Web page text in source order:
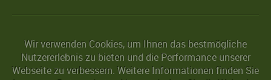
Wir verwenden Cookies, um Ihnen das bestmögliche
Nutzererlebnis zu bieten und die Performance unserer
Webseite zu verbessern. Weitere Informationen finden Sie